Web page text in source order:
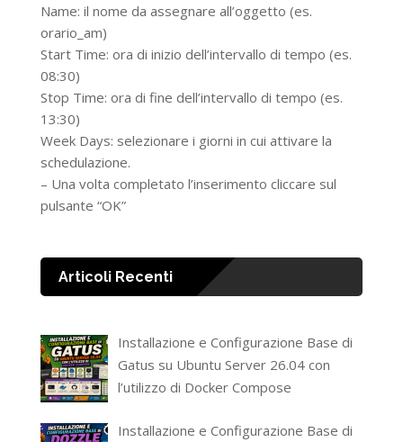
Name: il nome da assegnare all’oggetto (es.
orario_am)
Start Time: ora di inizio dell’intervallo di tempo (es.
08:30)
Stop Time: ora di fine dell’intervallo di tempo (es.
13:30)
Week Days: selezionare i giorni in cui attivare la
schedulazione.
– Una volta completato l’inserimento cliccare sul
pulsante “OK”
Articoli Recenti
Installazione e Configurazione Base di
Gatus su Ubuntu Server 26.04 con
l’utilizzo di Docker Compose
Installazione e Configurazione Base di